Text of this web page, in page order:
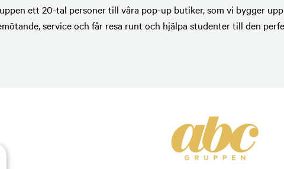
ett 20-tal personer till våra pop-up butiker, som vi bygger
service och får resa runt och hjälpa studenter till den